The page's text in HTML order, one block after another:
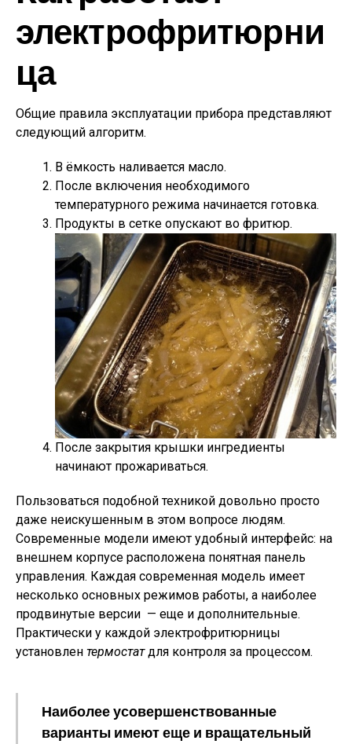
электрофритюрни
ца
Общие правила эксплуатации прибора представляют
следующий алгоритм.
В ёмкость наливается масло.
После включения необходимого
температурного режима начинается готовка.
Продукты в сетке опускают во фритюр.
После закрытия крышки ингредиенты
начинают прожариваться.
Пользоваться подобной техникой довольно просто
даже неискушенным в этом вопросе людям.
Современные модели имеют удобный интерфейс: на
внешнем корпусе расположена понятная панель
управления. Каждая современная модель имеет
несколько основных режимов работы, а наиболее
продвинутые версии — еще и дополнительные.
Практически у каждой электрофритюрницы
установлен термостатдля контроля за процессом.
Наиболее усовершенствованные
варианты имеют еще и вращательный